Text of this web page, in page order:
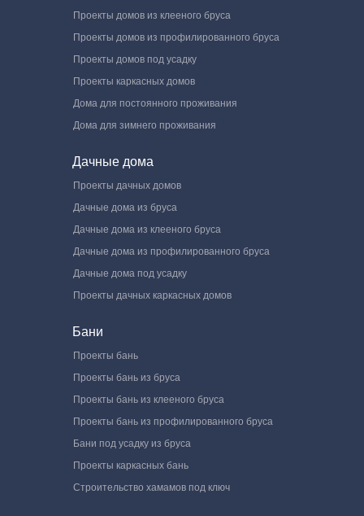
Проекты домов из клееного бруса
Проекты домов из профилированного бруса
Проекты домов под усадку
Проекты каркасных домов
Дома для постоянного проживания
Дома для зимнего проживания
Дачные дома
Проекты дачных домов
Дачные дома из бруса
Дачные дома из клееного бруса
Дачные дома из профилированного бруса
Дачные дома под усадку
Проекты дачных каркасных домов
Бани
Проекты бань
Проекты бань из бруса
Проекты бань из клееного бруса
Проекты бань из профилированного бруса
Бани под усадку из бруса
Проекты каркасных бань
Строительство хамамов под ключ